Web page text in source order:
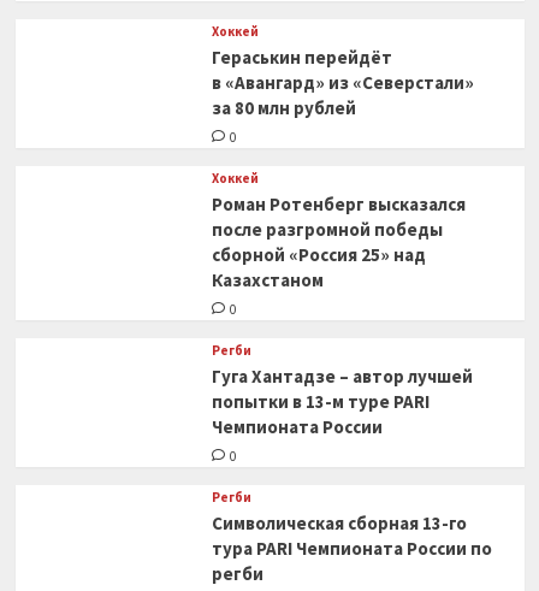
Хоккей
Гераськин перейдёт
в «Авангард» из «Северстали»
за 80 млн рублей
0
Хоккей
Роман Ротенберг высказался
после разгромной победы
сборной «Россия 25» над
Казахстаном
0
Регби
Гуга Хантадзе – автор лучшей
попытки в 13-м туре PARI
Чемпионата России
0
Регби
Символическая сборная 13-го
тура PARI Чемпионата России по
регби